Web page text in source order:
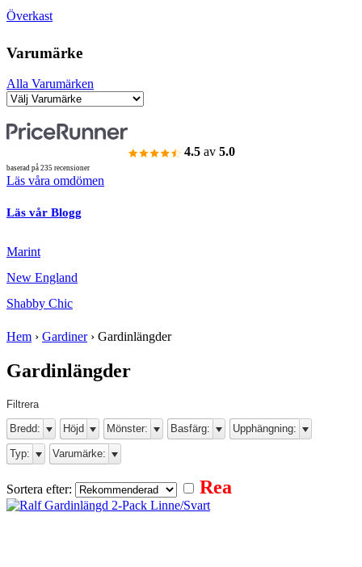
Överkast
Varumärke
Alla Varumärken
4.5 av 5.0
baserad på 235 recensioner
Läs våra omdömen
Läs vår Blogg
Marint
New England
Shabby Chic
Hem › Gardiner› Gardinlängder
Gardinlängder
Filtrera
Bredd:
Höjd Mönster: Basfärg: Upphängning:
Typ: Varumärke:
Sortera efter: Rea